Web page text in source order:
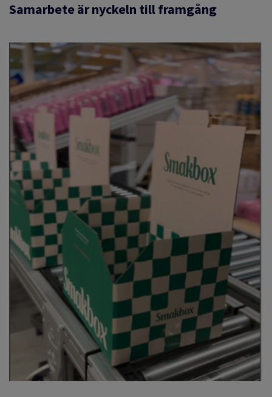
Samarbete är nyckeln till framgång